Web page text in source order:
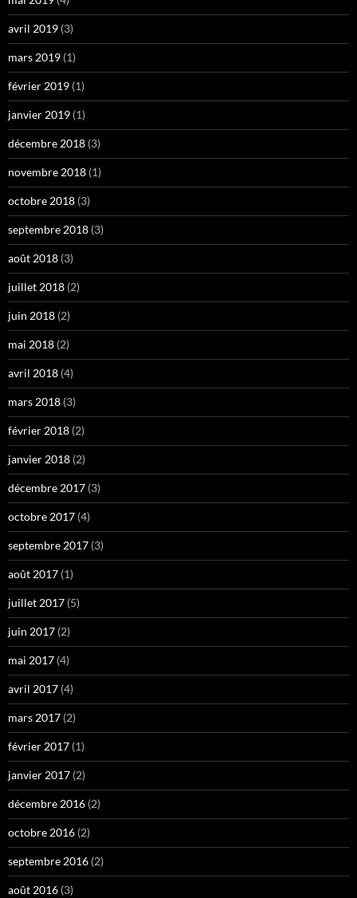
avril 2019 (3)
mars 2019 (1)
février 2019 (1)
janvier 2019 (1)
décembre 2018 (3)
novembre 2018 (1)
octobre 2018 (3)
septembre 2018 (3)
août 2018 (3)
juillet 2018 (2)
juin 2018 (2)
mai 2018 (2)
avril 2018 (4)
mars 2018 (3)
février 2018 (2)
janvier 2018 (2)
décembre 2017 (3)
octobre 2017 (4)
septembre 2017 (3)
août 2017 (1)
juillet 2017 (5)
juin 2017 (2)
mai 2017 (4)
avril 2017 (4)
mars 2017 (2)
février 2017 (1)
janvier 2017 (2)
décembre 2016 (2)
octobre 2016 (2)
septembre 2016 (2)
août 2016 (3)